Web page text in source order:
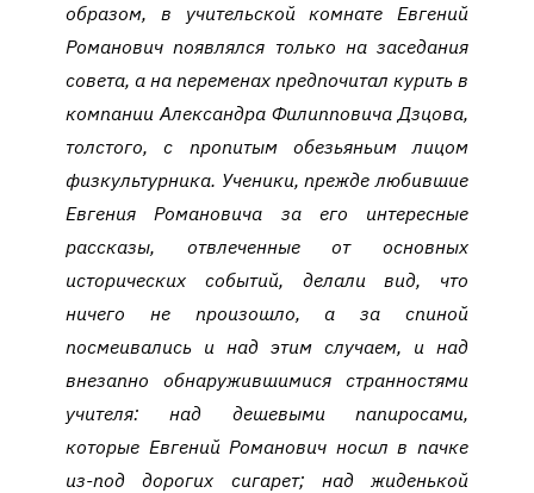
образом, в учительской комнате Евгений
Романович появлялся только на заседания
совета, а на переменах предпочитал курить в
компании Александра Филипповича Дзцова,
толстого, с пропитым обезьяньим лицом
физкультурника. Ученики, прежде любившие
Евгения Романовича за его интересные
рассказы, отвлеченные от основных
исторических событий, делали вид, что
ничего не произошло, а за спиной
посмеивались и над этим случаем, и над
внезапно обнаружившимися странностями
учителя: над дешевыми папиросами,
которые Евгений Романович носил в пачке
из-под дорогих сигарет; над жиденькой